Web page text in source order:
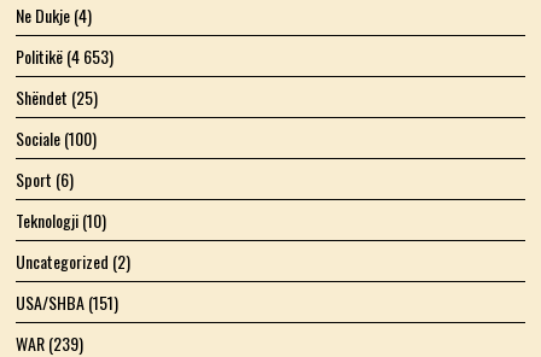
Ne Dukje(4)
Politikë(4 653)
Shëndet (25)
Sociale(100)
Sport (6)
Teknologji(10)
Uncategorized (2)
USA/SHBA(151)
WAR(239)